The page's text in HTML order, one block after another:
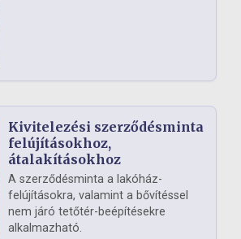
Kivitelezési szerződésminta
felújításokhoz,
átalakításokhoz
A szerződésminta a lakóház-
felújításokra, valamint a bővítéssel
nem járó tetőtér-beépítésekre
alkalmazható.